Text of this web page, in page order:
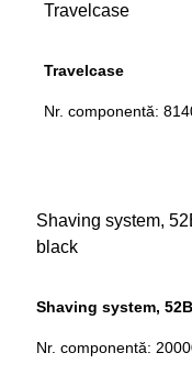
Travelcase
Travelcase
Nr. componentă:
Shaving system,
black
Shaving system,
Nr. componentă: